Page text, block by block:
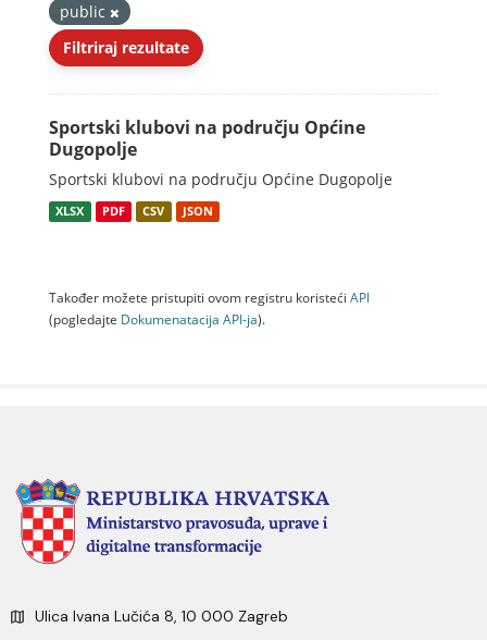
public
Filtriraj rezultate
Sportski klubovi na području Općine
Dugopolje
Sportski klubovi na području Općine Dugopolje
XLSX PDF CSV JSON
Također možete pristupiti ovom registru koristeći API
(pogledajte Dokumenаtаcijа API-jа).